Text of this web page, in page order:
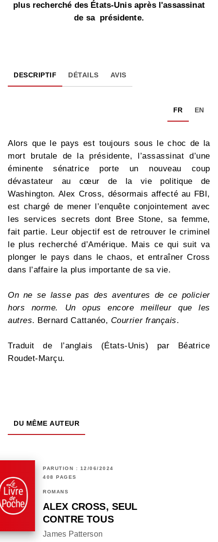
plus recherché des États-Unis après l'assassinat
de sa présidente.
DESCRIPTIF DÉTAILS AVIS
FR EN
Alors que le pays est toujours sous le choc de la
mort brutale de la présidente, l’assassinat d’une
éminente sénatrice porte un nouveau coup
dévastateur au cœur de la vie politique de
Washington. Alex Cross, désormais affecté au FBI,
est chargé de mener l’enquête conjointement avec
les services secrets dont Bree Stone, sa femme,
fait partie. Leur objectif est de retrouver le criminel
le plus recherché d’Amérique. Mais ce qui suit va
plonger le pays dans le chaos, et entraîner Cross
dans l’affaire la plus importante de sa vie.
On ne se lasse pas des aventures de ce policier
hors norme. Un opus encore meilleur que les
autres. Bernard Cattanéo, Courrier français.
Traduit de l’anglais (États-Unis) par Béatrice
Roudet-Marçu.
DU MÊME AUTEUR
PARUTION : 12/06/2024
408 PAGES
ROMANS
ALEX CROSS, SEUL
CONTRE TOUS
James Patterson